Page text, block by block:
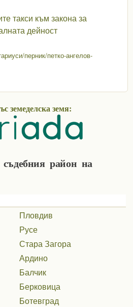
такси към закона за
дейност
перник/петко-ангелов-
район на
Пловдив
Русе
Стара Загора
Ардино
Балчик
Берковица
Ботевград
земеделска земя: